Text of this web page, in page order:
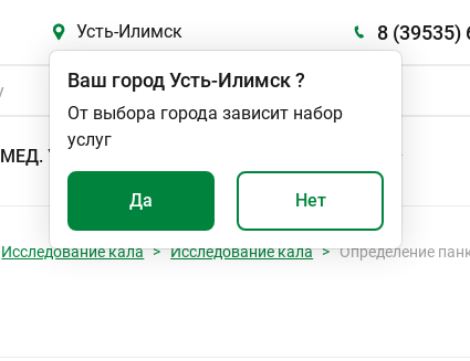
Усть-Илимск 8 (39535)
МЕД. УСЛУГИ
Ваш городУсть-Илимск?
От выбора города зависит набор
услуг
Да Нет
Исследование кала Исследование кала Определение